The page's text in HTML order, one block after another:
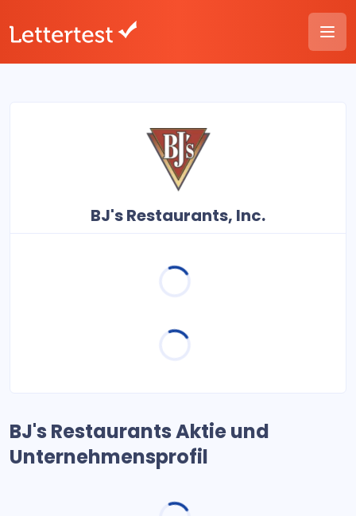
BJ's Restaurants, Inc.
BJ's Restaurants Aktie und
Unternehmensprofil